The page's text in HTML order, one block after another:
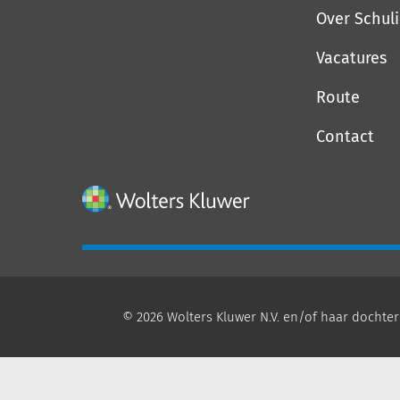
Over
Vacatures
Route
Contact
© 2026 Wolters Kluwer N.V. en/of haar